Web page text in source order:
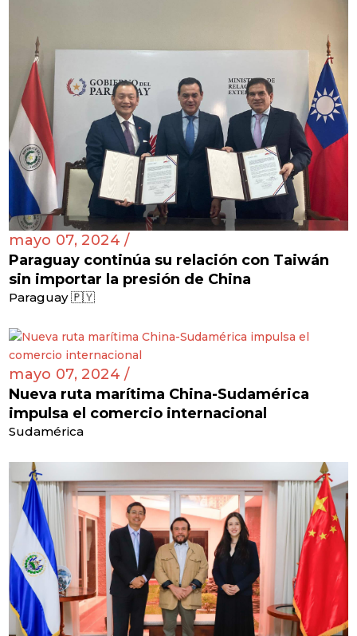
mayo 07, 2024 /
Paraguay continúa su relación con Taiwán
sin importar la presión de China
Paraguay 🇵🇾
mayo 07, 2024 /
Nueva ruta marítima China-Sudamérica
impulsa el comercio internacional
Sudamérica